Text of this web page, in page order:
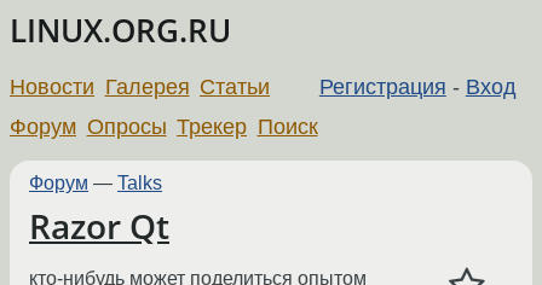
LINUX.ORG.RU
Регистрация - Вход
Новости Галерея Статьи
Форум Опросы Трекер Поиск
Форум — Talks
Razor Qt
кто-нибудь может поделиться опытом